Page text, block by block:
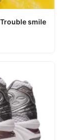
Trouble smile